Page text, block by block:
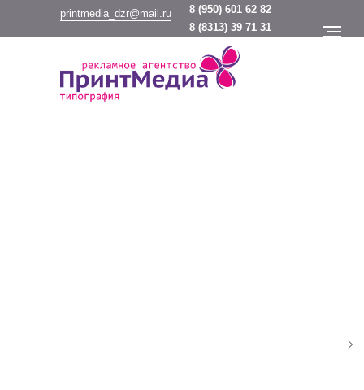
8 (950) 601 62 82
printmedia_dzr@mail.ru
8 (8313) 39 71 31